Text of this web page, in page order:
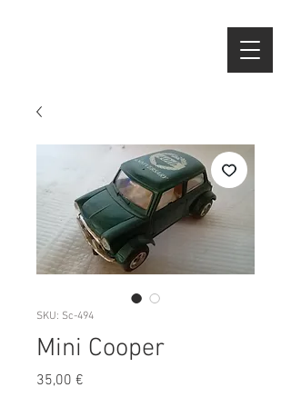
SKU: Sc-494
Mini Cooper
35,00 €